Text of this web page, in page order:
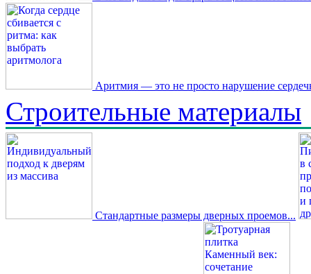
Аритмия — это не просто нарушение
Строительные материалы
Стандартные размеры дверных проемов...